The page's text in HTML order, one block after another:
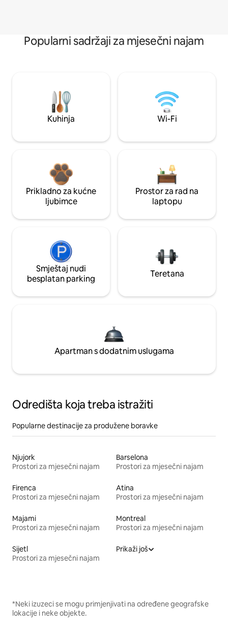
Popularni sadržaji za mjesečni najam
Kuhinja Wi-Fi
Prikladno za kućne
ljubimce
Prostor za rad na
laptopu
Smještaj nudi
besplatan parking
Teretana
Apartman s dodatnim uslugama
Odredišta koja treba istražiti
Popularne destinacije za produžene boravke
Njujork
Prostori za mjesečni najam
Barselona
Prostori za mjesečni najam
Firenca
Prostori za mjesečni najam
Atina
Prostori za mjesečni najam
Majami
Prostori za mjesečni najam
Montreal
Prostori za mjesečni najam
Sijetl
Prostori za mjesečni najam
Prikaži još
*Neki izuzeci se mogu primjenjivati na određene geografske
lokacije i neke objekte.